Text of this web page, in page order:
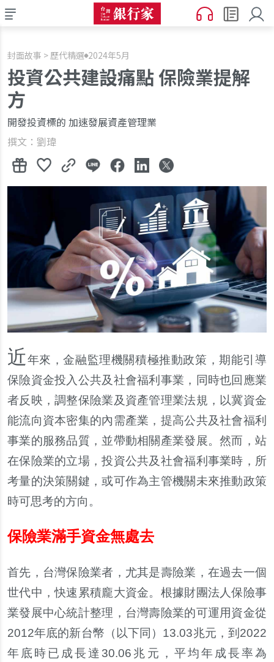
封面故事 > 歷代精選 2024年5月
投資公共建設痛點 保險業提解
方
開發投資標的 加速發展資產管理業
撰文：劉瑋
近年來，金融監理機關積極推動政策，期能引導
保險資金投入公共及社會福利事業，同時也回應業
者反映，調整保險業及資產管理業法規，以冀資金
能流向資本密集的內需產業，提高公共及社會福利
事業的服務品質，並帶動相關 產業發展。然而，站
在保險業的立場，投資公共及社會福利事業時，所
考量的決策關鍵，或可作為主管機關未來推動政策
時可思考的方向。
保險業滿手資金無處去
首先，台灣保險業者，尤其是壽險業，在過去一個
世代中，快速累積龐大資金。根據財團法人保險事
業發展中心統計整理，台灣壽險業的可運用資金從
2012年底的新台幣（以下同） 13.03兆元，到 2022
年底時已成長達 30.06 兆元，平均年成長率為